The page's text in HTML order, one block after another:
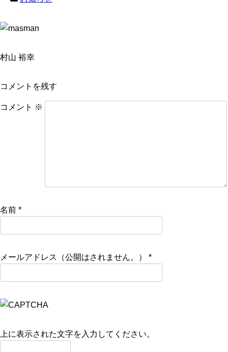
村山 裕幸
コメントを残す
コメント ※
名前 *
メールアドレス（公開はされません。） *
上に表示された文字を入力してください。